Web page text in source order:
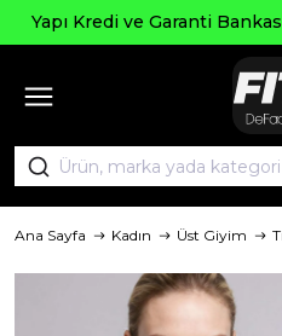
Yapı Kredi ve Garanti
Ana Sayfa Kadın Üst Giyim